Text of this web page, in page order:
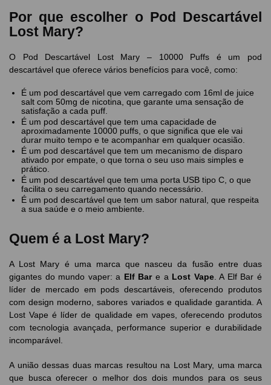
Por que escolher o Pod Descartável
Lost Mary?
O Pod Descartável Lost Mary – 10000 Puffs é um pod
descartável que oferece vários benefícios para você, como:
É um pod descartável que vem carregado com 16ml de juice
salt com 50mg de nicotina, que garante uma sensação de
satisfação a cada puff.
É um pod descartável que tem uma capacidade de
aproximadamente 10000 puffs, o que significa que ele vai
durar muito tempo e te acompanhar em qualquer ocasião.
É um pod descartável que tem um mecanismo de disparo
ativado por empate, o que torna o seu uso mais simples e
prático.
É um pod descartável que tem uma porta USB tipo C, o que
facilita o seu carregamento quando necessário.
É um pod descartável que tem um sabor natural, que respeita
a sua saúde e o meio ambiente.
Quem é a Lost Mary?
A Lost Mary é uma marca que nasceu da fusão entre duas
gigantes do mundo vaper: a Elf Bare a Lost Vape. A Elf Bar é
líder de mercado em pods descartáveis, oferecendo produtos
com design moderno, sabores variados e qualidade garantida. A
Lost Vape é líder de qualidade em vapes, oferecendo produtos
com tecnologia avançada, performance superior e durabilidade
incomparável.
A união dessas duas marcas resultou na Lost Mary, uma marca
que busca oferecer o melhor dos dois mundos para os seus